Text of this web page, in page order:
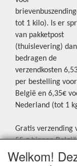
tot 1 kilo). Is er
van pakketpost
(thuislevering) dan
bedragen de
verzendkosten
per bestelling voor
België en 6,35€
Nederland (tot 1
Gratis verzending
55 € binnen
Gratis verzending
65 € naar
Welkom!